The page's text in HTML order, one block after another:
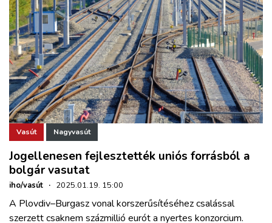
REGISZTRÁCIÓ
Vasút Nagyvasút
Jogellenesen fejlesztették uniós forrásból a
bolgár vasutat
iho/vasút · 2025.01.19. 15:00
A Plovdiv–Burgasz vonal korszerűsítéséhez csalással
szerzett csaknem százmillió eurót a nyertes konzorcium.